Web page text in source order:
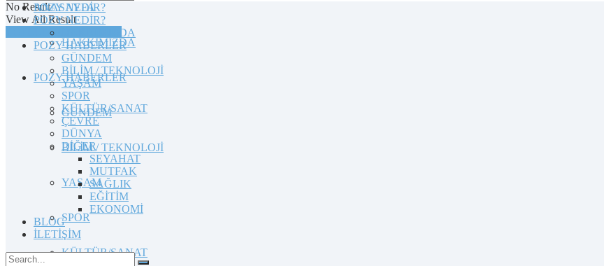
No Result
View All Result
TOPLULUĞA KATILIN
POZY NEDİR?
HAKKIMIZDA
POZY HABERLER
GÜNDEM
BİLİM / TEKNOLOJİ
YAŞAM
SPOR
KÜLTÜR/SANAT
ANASAYFA
POZY NEDİR?
HAKKIMIZDA
POZY HABERLER
GÜNDEM
BİLİM / TEKNOLOJİ
YAŞAM
SPOR
KÜLTÜR/SANAT
ÇEVRE
DÜNYA
DİĞER
SEYAHAT
MUTFAK
SAĞLIK
EĞİTİM
EKONOMİ
BLOG
İLETİŞİM